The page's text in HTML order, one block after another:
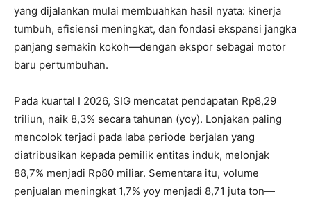
yang dijalankan mulai membuahkan hasil nyata: kinerja
tumbuh, efisiensi meningkat, dan fondasi ekspansi jangka
panjang semakin kokoh—dengan ekspor sebagai motor
baru pertumbuhan.
Pada kuartal I 2026, SIG mencatat pendapatan Rp8,29
triliun, naik 8,3% secara tahunan (yoy). Lonjakan paling
mencolok terjadi pada laba periode berjalan yang
diatribusikan kepada pemilik entitas induk, melonjak
88,7% menjadi Rp80 miliar. Sementara itu, volume
penjualan meningkat 1,7% yoy menjadi 8,71 juta ton—